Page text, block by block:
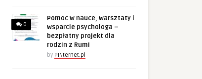
0
Pomoc w nauce, warsztaty i
wsparcie psychologa –
bezpłatny projekt dla
rodzin z Rumi
by PINternet.pl